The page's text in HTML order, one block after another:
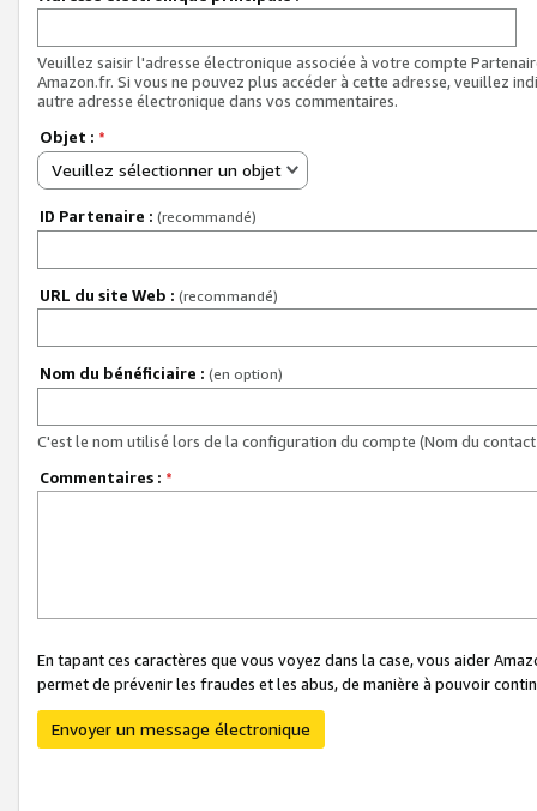
Veuillez saisir l'adresse électronique associée à votre compte
Amazon.fr. Si vous ne pouvez plus accéder à cette adresse, veuillez
autre adresse électronique dans vos commentaires.
Objet : *
Veuillez sélectionner un objet
ID Partenaire : (recommandé)
URL du site Web : (recommandé)
Nom du bénéficiaire : (en option)
C'est le nom utilisé lors de la configuration du compte (Nom du
Commentaires : *
En tapant ces caractères que vous voyez dans la case, vous aider
permet de prévenir les fraudes et les abus, de manière à pouvoir
Envoyer un message électronique